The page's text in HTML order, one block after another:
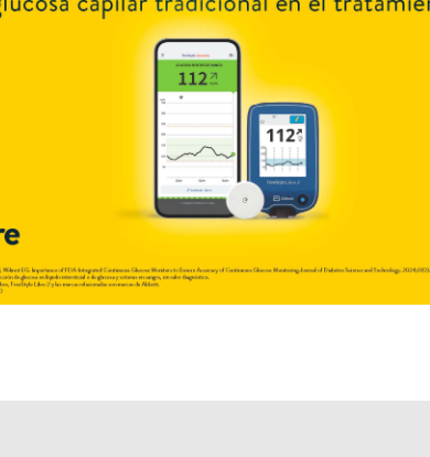
Algunas presentaciones cuentan con cobertura PAMI.
Explorar más
Otros productos conprometazina
Otros productos de
Rospaw